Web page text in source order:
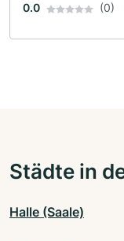
0.0 (0)
Städte in
Halle (Saale)